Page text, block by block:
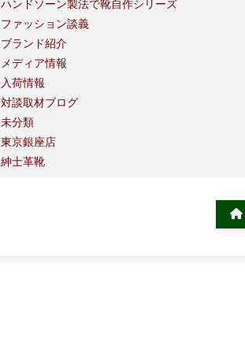
ハンドソーン製法で靴自作シリーズ
ファッション談義
ブランド紹介
メディア情報
入荷情報
対談取材ブログ
未分類
東京銀座店
紳士革靴